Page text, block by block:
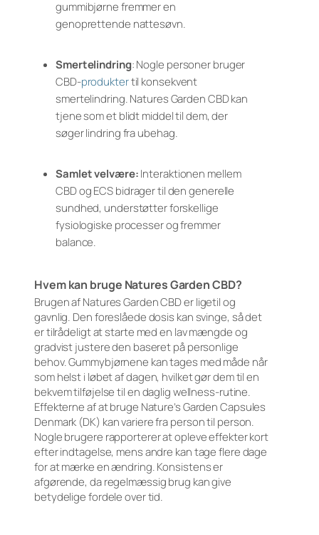
gummibjørne fremmer en
genoprettende nattesøvn.
Smertelindring: Nogle personer bruger
CBD-produktertil konsekvent
smertelindring. Natures Garden CBD kan
tjene som et blidt middel til dem, der
søger lindring fra ubehag.
Samlet velvære:Interaktionen mellem
CBD og ECS bidrager til den generelle
sundhed, understøtter forskellige
fysiologiske processer og fremmer
balance.
Hvem kan bruge Natures Garden CBD?
Brugen af Natures Garden CBD er ligetil og
gavnlig. Den foreslåede dosis kan svinge, så det
er tilrådeligt at starte med en lav mængde og
gradvist justere den baseret på personlige
behov. Gummybjørnene kan tages med måde når
som helst i løbet af dagen, hvilket gør dem til en
bekvem tilføjelse til en daglig wellness-rutine.
Effekterne af at bruge Nature’s Garden Capsules
Denmark (DK) kan variere fra person til person.
Nogle brugere rapporterer at opleve effekter kort
efter indtagelse, mens andre kan tage flere dage
for at mærke en ændring. Konsistens er
afgørende, da regelmæssig brug kan give
betydelige fordele over tid.